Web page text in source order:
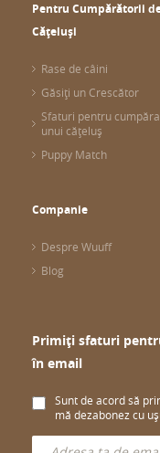
Pentru Cumpărătorii
Cățeluși
Rase de câini
Găsiți un Crescător
Sfaturi pentru
unui cățeluș
Puppy Match
Companie
Despre Wuuff
Blog
Primiți sfaturi
în email
Sunt de acord să
mă dezabonez cu